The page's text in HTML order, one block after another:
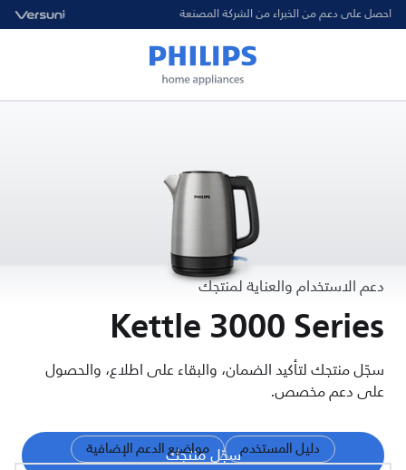
احصل على دعم من الخبراء من الشركة المصنعة
دعم الاستخدام والعناية لمنتجك
Kettle 3000 Series
سجّل منتجك لتأكيد الضمان، والبقاء على اطلاع، والحصول
على دعم مخصص.
سجّل منتجكدليل المستخدم مواضيع الدعم الإضافية